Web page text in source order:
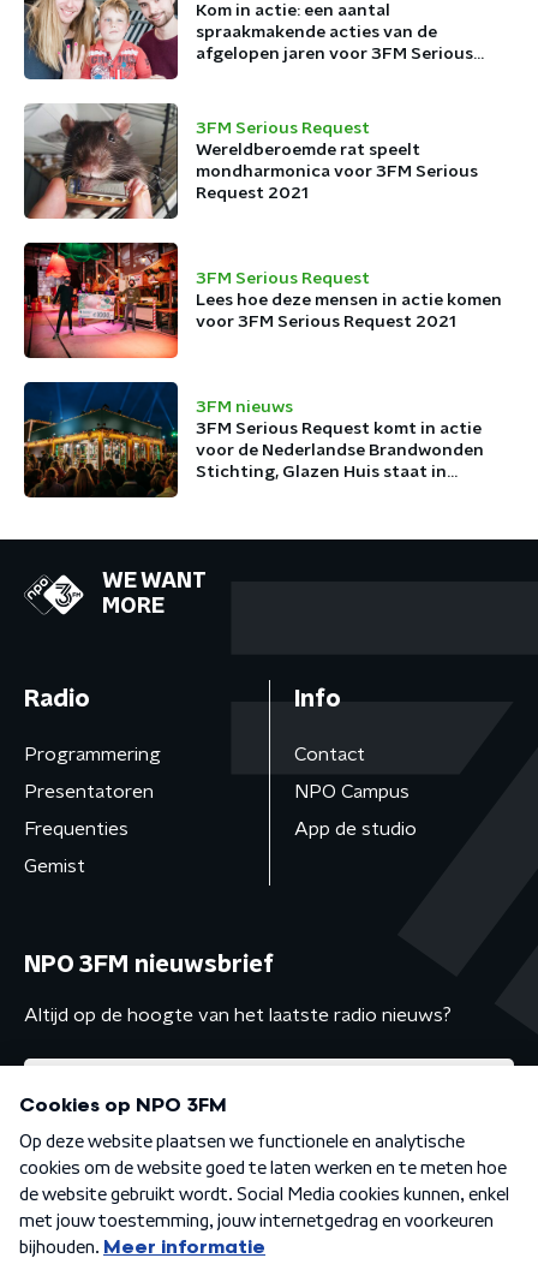
Kom in actie: een aantal
spraakmakende acties van de
afgelopen jaren voor 3FM Serious
3FM Serious Request
Wereldberoemde rat speelt
mondharmonica voor 3FM Serious
Request 2021
3FM Serious Request
Lees hoe deze mensen in actie komen
voor 3FM Serious Request 2021
3FM nieuws
3FM Serious Request komt in actie
voor de Nederlandse Brandwonden
Stichting, Glazen Huis staat in
WE WANT
MORE
Radio
Programmering
Presentatoren
Frequenties
Gemist
Info
Contact
NPO Campus
App de studio
NPO 3FM nieuwsbrief
Altijd op de hoogte van het laatste radio nieuws?
Algemene voorwaarden Privacybeleid